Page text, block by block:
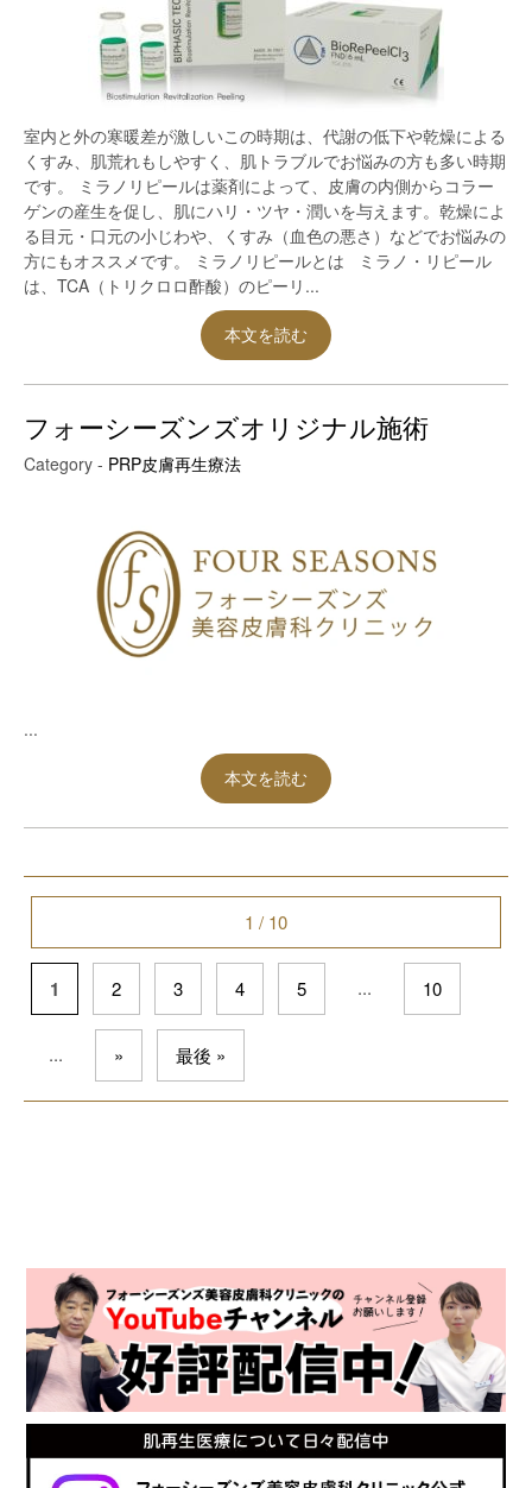
室内と外の寒暖差が激しいこの時期は、代謝の低下や乾燥による
くすみ、肌荒れもしやすく、肌トラブルでお悩みの方も多い時期
です。 ミラノリピールは薬剤によって、皮膚の内側からコラー
ゲンの産生を促し、肌にハリ・ツヤ・潤いを与えます。乾燥によ
る目元・口元の小じわや、くすみ（血色の悪さ）などでお悩みの
方にもオススメです。 ミラノリピールとは ミラノ・リピール
は、TCA（トリクロロ酢酸）のピーリ...
本文を読む
フォーシーズンズオリジナル施術
Category - PRP皮膚再生療法
...
本文を読む
1 / 10
1 2 3 4 5 ... 10
... » 最後 »